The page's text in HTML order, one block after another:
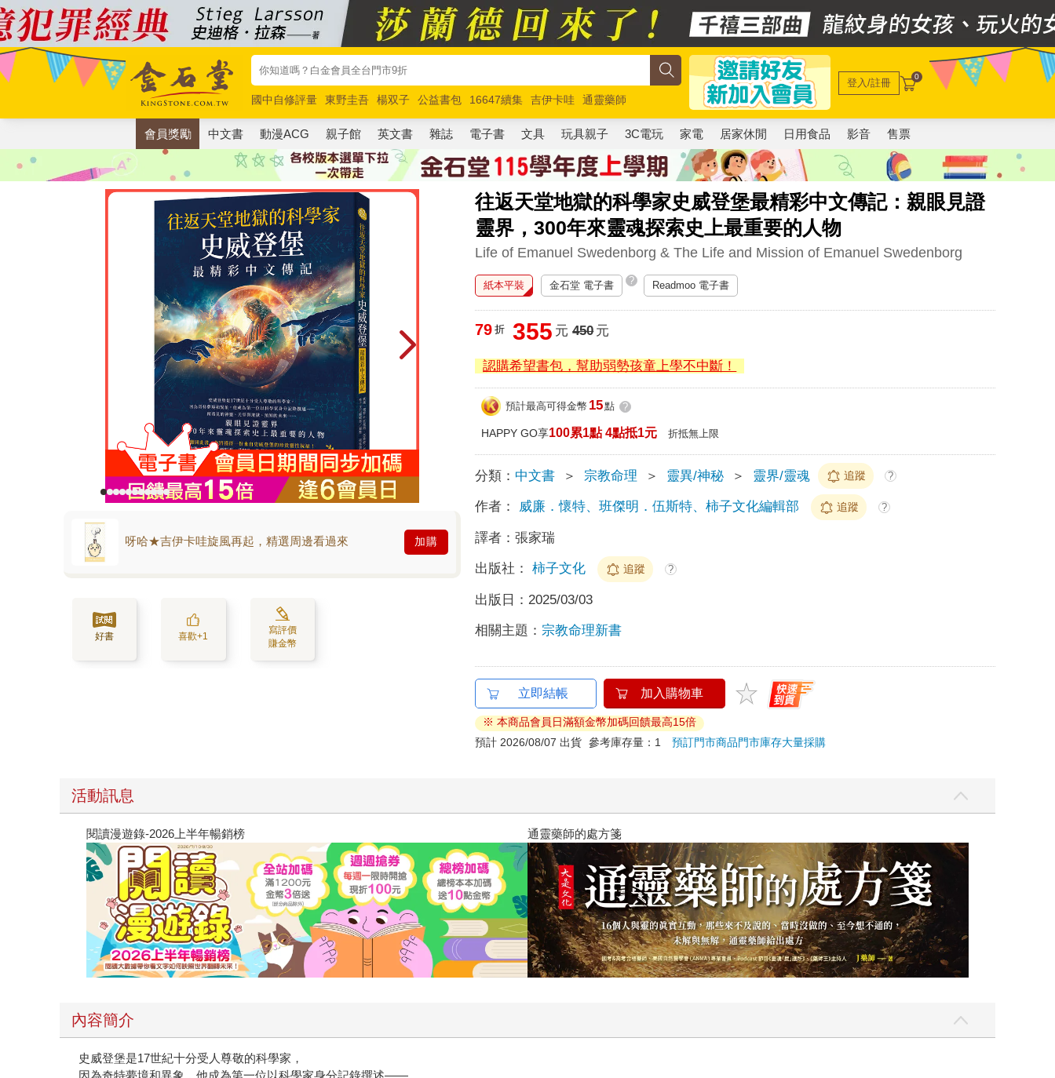
國中自修評量 東野圭吾 楊双子 公益書包 16647續集 吉伊卡哇
通靈藥師
唯紅花綻放
奧德賽 路邊攤新作 馬斯克 玩具總動員5 超慢跑
登入/註冊 0
會員獎勵 中文書 動漫ACG 親子館 英文書 雜誌 電子書 文具 玩具親子 3C電玩 家電 居家休閒 日用食品 影音 售票
往返天堂地獄的科學家史威登堡最精彩中文傳記：親眼見證
靈界，300年來靈魂探索史上最重要的人物
Life of Emanuel Swedenborg & The Life and Mission of Emanuel Swedenborg
呀哈★吉伊卡哇旋風再起，精選周邊看過來 加購
好書 喜歡+1
寫評價
賺金幣
紙本平裝 金石堂 電子書 ? Readmoo 電子書
79 折 355 元 450元
認購希望書包，幫助弱勢孩童上學不中斷！
預計最高可得金幣 15點 ?
HAPPY GO享100累1點 4點抵1元 折抵無上限
分類： 中文書 ＞ 宗教命理 ＞ 靈異/神秘 ＞ 靈界/靈魂 追蹤 ?
作者： 威廉．懷特、班傑明．伍斯特、柿子文化編輯部 追蹤 ?
譯者：張家瑞
出版社： 柿子文化 追蹤 ?
出版日： 2025/03/03
相關主題： 宗教命理新書
立即結帳 加入購物車
※ 本商品會員日滿額金幣加碼回饋最高15倍
預計 2026/08/07 出貨 參考庫存量：1預訂門市商品門市庫存大量採購
活動訊息
閱讀漫遊錄-2026上半年暢銷榜 通靈藥師的處方箋
內容簡介
史威登堡是17世紀十分受人尊敬的科學家，
因為奇特夢境和異象，他成為第一位以科學家身分記錄撰述——